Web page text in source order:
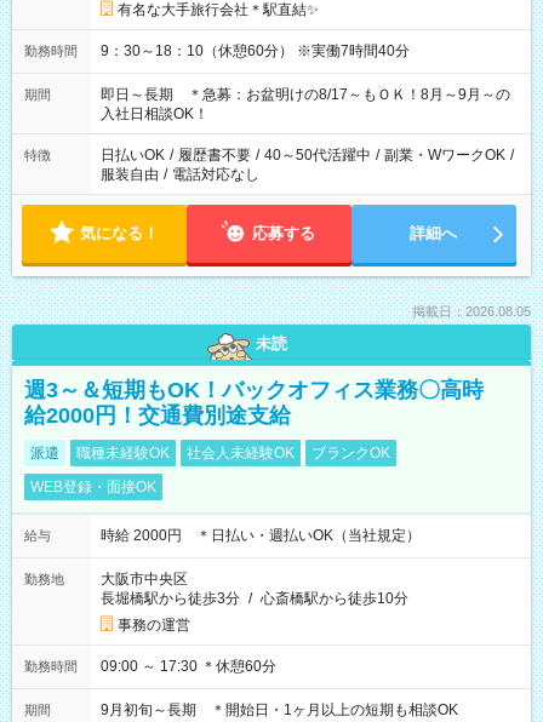
有名な大手旅行会社＊駅直結✨
勤務時間 9：30～18：10（休憩60分） ※実働7時間40分
期間
即日～長期 ＊急募：お盆明けの8/17～もＯＫ！8月～9月～の
入社日相談OK！
特徴 日払いOK / 履歴書不要 / 40～50代活躍中 / 副業・WワークOK /
服装自由 / 電話対応なし
気になる！ 応募する 詳細へ
掲載日：2026.08.05
未読
週3～＆短期もOK！バックオフィス業務〇高時
給2000円！交通費別途支給
派遣 職種未経験OK 社会人未経験OK
ブランクOK
WEB登録・面接OK
給与 時給 2000円 ＊日払い・週払いOK（当社規定）
勤務地
大阪市中央区
長堀橋駅から徒歩3分 / 心斎橋駅から徒歩10分
事務の運営
勤務時間 09:00 ～ 17:30 ＊休憩60分
期間 9月初旬～長期 ＊開始日・1ヶ月以上の短期も相談OK